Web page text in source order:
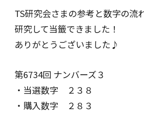
TS研究会さまの参考と数字の流
研究して当籤できました！
ありがとうございました♪
第6734回 ナンバーズ３
・当選数字 ２３８
・購入数字 ２８３